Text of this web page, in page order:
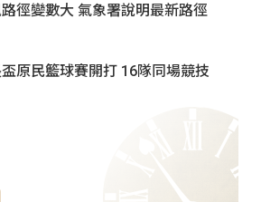
徑變數大 氣象署說明最新路徑
原民籃球賽開打 16隊同場競技